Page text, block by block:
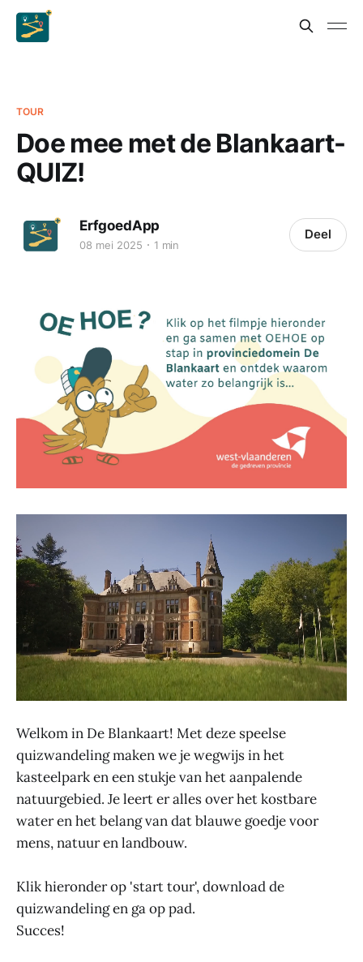
TOUR
Doe mee met de Blankaart-
QUIZ!
ErfgoedApp
08 mei 2025 1 min
Deel
Welkom in De Blankaart! Met deze speelse
quizwandeling maken we je wegwijs in het
kasteelpark en een stukje van het aanpalende
natuurgebied. Je leert er alles over het kostbare
water en het belang van dat blauwe goedje voor
mens, natuur en landbouw.
Klik hieronder op 'start tour', download de
quizwandeling en ga op pad.
Succes!